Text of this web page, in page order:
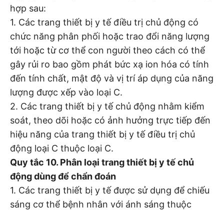
hợp sau:
1. Các trang thiết bị y tế điều trị chủ động có
chức năng phân phối hoặc trao đổi năng lượng
tới hoặc từ cơ thể con người theo cách có thể
gây rủi ro bao gồm phát bức xạ ion hóa có tính
đến tính chất, mật độ và vị trí áp dụng của năng
lượng được xếp vào loại C.
2. Các trang thiết bị y tế chủ động nhằm kiểm
soát, theo dõi hoặc có ảnh hưởng trực tiếp đến
hiệu năng của trang thiết bị y tế điều trị chủ
động loại C thuộc loại C.
Quy tắc 10. Phân loại trang thiết bị y tế chủ
động dùng để chẩn đoán
1. Các trang thiết bị y tế được sử dụng để chiếu
sáng cơ thể bệnh nhân với ánh sáng thuộc